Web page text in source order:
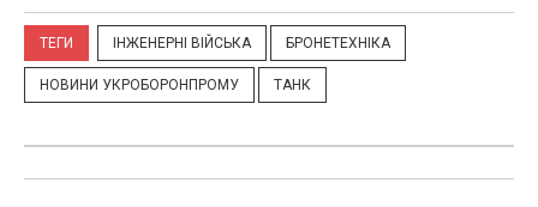
ТЕГИ ІНЖЕНЕРНІ ВІЙСЬКА БРОНЕТЕХНІКА
НОВИНИ УКРОБОРОНПРОМУ ТАНК